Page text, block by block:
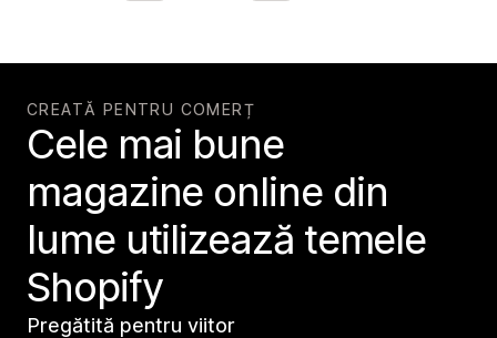
CREATĂ PENTRU COMERȚ
Cele mai bune
magazine online din
lume utilizează temele
Shopify
Pregătită pentru viitor